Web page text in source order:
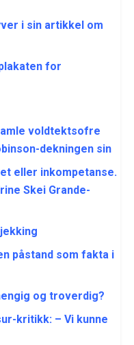
i sin artikkel om
for
voldtektsofre
dekningen sin
eller inkompetanse.
Skei Grande-
påstand som fakta i
og troverdig?
kritikk: – Vi kunne